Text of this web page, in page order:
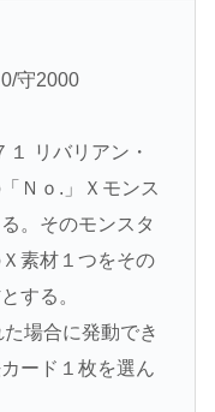
守2000
リバリアン・
Ｎｏ.」Ｘモンス
。そのモンスタ
素材１つをその
する。
場合に発動でき
ード１枚を選ん